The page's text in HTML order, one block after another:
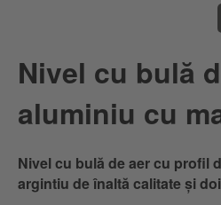
Nivel cu bulă
aluminiu cu
Nivel cu bulă de aer cu profil
argintiu de înaltă calitate și